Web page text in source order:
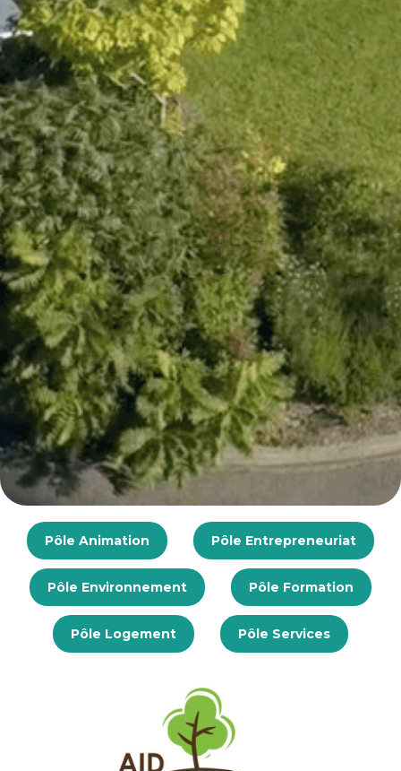
Pôle Animation Pôle Entrepreneuriat
Pôle Environnement Pôle Formation
Pôle Logement Pôle Services